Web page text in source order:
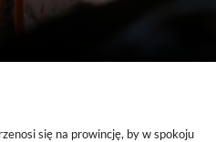
się na prowincję, by w spokoju